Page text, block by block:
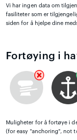
Vi har ingen data om
fasiliteter som er
siden for å hjelpe dine
Fortøying i
Muligheter for å fortøye i
(for easy "anchoring", not